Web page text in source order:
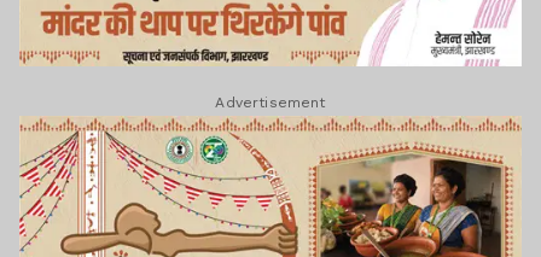
Advertisement